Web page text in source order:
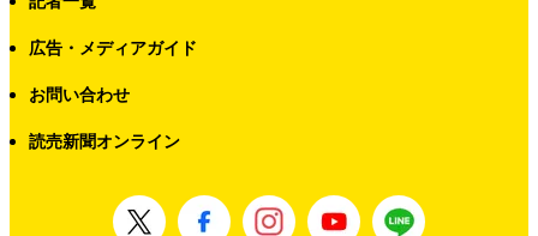
広告・メディアガイド
お問い合わせ
読売新聞オンライン